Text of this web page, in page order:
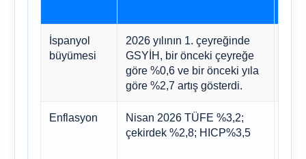
İspanyol
büyümesi
2026 yılının 1. çeyreğinde
GSYİH, bir önceki çeyreğe
göre %0,6 ve bir önceki yıla
göre %2,7 artış gösterdi.
Enflasyon
Nisan 2026 TÜFE %3,2;
çekirdek %2,8; HICP%3,5